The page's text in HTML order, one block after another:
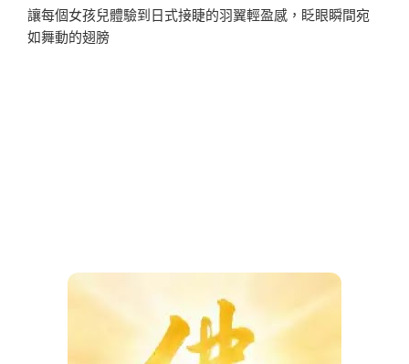
讓每個女孩兒體驗到日式接睫的羽翼輕盈感，眨眼瞬間宛
如舞動的翅膀